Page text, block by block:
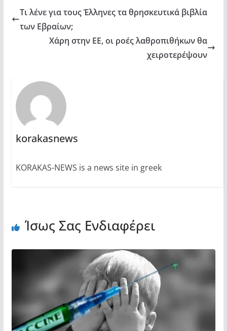
Τι λένε για τους Έλληνες τα θρησκευτικά βιβλία
των Εβραίων;
Χάρη στην ΕΕ, οι ροές λαθροπιθήκων θα
χειροτερέψουν
korakasnews
KORAKAS-NEWS is a news site in greek
Ίσως Σας Ενδιαφέρει